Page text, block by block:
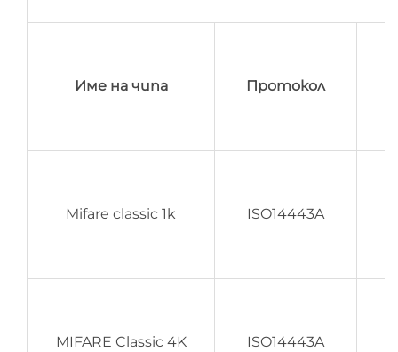
Име на чипа Протокол
Mifare classic 1k ISO14443A
MIFARE Classic 4K ISO14443A